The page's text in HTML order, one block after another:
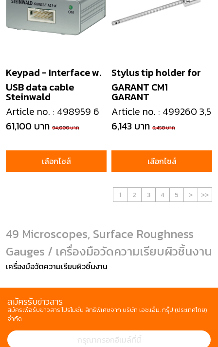
Steinwald
Keypad - Interface w.
USB data cable
Article no. : 498959 6
61,100 บาท 94,000 บาท
เลือกไซส์
GARANT
Stylus tip holder for
GARANT CM1
Article no. : 499260 3,5
6,143 บาท 9,450 บาท
เลือกไซส์
1 2 3 4 5 > >>
49 Microscopes, Surface Roughness
Gauges / เครื่องมือวัดความเรียบผิวชิ้นงาน
เครื่องมือวัดความเรียบผิวชิ้นงาน
สมัครรับข่าวสาร
สมัครเพื่อรับข่าวสาร โปรโมชั่น สิทธิพิเศษจาก บริษัท เอช.เอ็ม. กรุ๊ป (ประเทศไทย)
จำกัด